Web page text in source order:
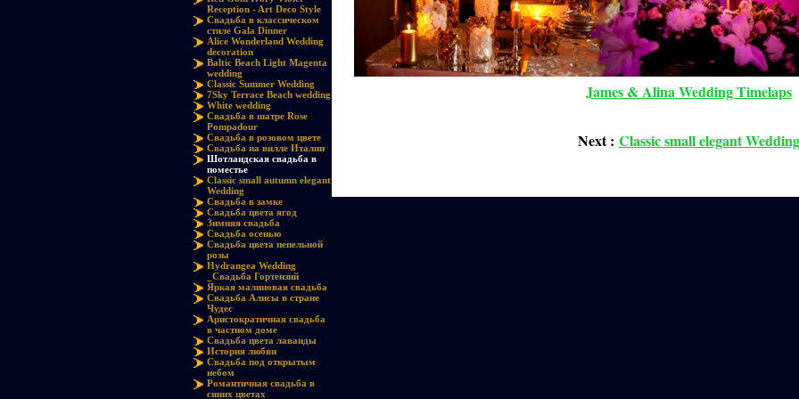
Reception - Art Deco Style
Свадьба в классическом
стиле Gala Dinner
Alice Wonderland Wedding
decoration
Baltic Beach Light Magenta
wedding
Classic Summer Wedding
7Sky Terrace Beach wedding
White wedding
Cвадьба в шатре Rose
Pompadour
Свадьба в розовом цвете
Свадьба на вилле Италии
Шотландская свадьба в
поместье
Classic small autumn elegant
Wedding
Свадьба в замке
Свадьба цвета ягод
Зимняя свадьба
Свадьба осенью
Свадьба цвета пепельной
розы
Hydrangea Wedding
_Свадьба Гортензий
Яркая малиновая свадьба
Свадьба Алисы в стране
Чудес
Аристократичная свадьба
в частном доме
Свадьба цвета лаванды
История любви
Свадьба под открытым
небом
Романтичная свадьба в
синих цветах
James & Alina Wedding Timelaps
Next : Classic small elegant Wedding